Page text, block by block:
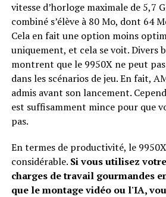
vitesse d’horloge maximale de 5,7
combiné s’élève à 80 Mo, dont 64
Cela en fait une option moins
uniquement, et cela se voit. Divers
montrent que le 9950X ne peut
dans les scénarios de jeu. En fait,
admis avant son lancement.
est suffisamment mince pour que
pas.
En termes de productivité, le
considérable. Si vous utilisez
charges de travail gourmandes
que le montage vidéo ou l'IA,